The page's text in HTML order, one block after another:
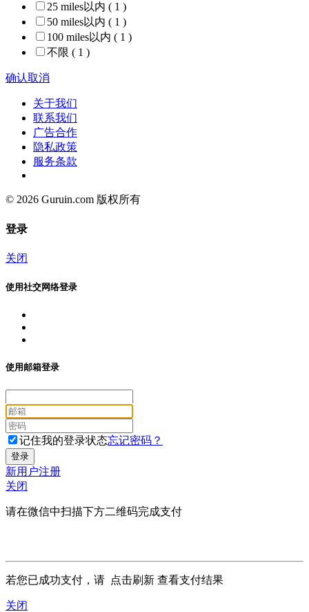
25 miles以内 ( 1 )
50 miles以内 ( 1 )
100 miles以内 ( 1 )
不限 ( 1 )
确认取消
关于我们
联系我们
广告合作
隐私政策
服务条款
© 2026 Guruin.com 版权所有
登录
关闭
使用社交网络登录
使用邮箱登录
记住我的登录状态忘记密码？
新用户注册
关闭
请在微信中扫描下方二维码完成支付
若您已成功支付，请 点击刷新 查看支付结果
关闭